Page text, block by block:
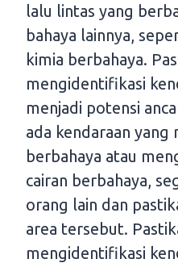
lalu lintas yang
bahaya lainnya,
kimia berbahaya.
mengidentifikasi
menjadi potensi
ada kendaraan yang
berbahaya atau
cairan berbahaya,
orang lain dan
area tersebut.
mengidentifikasi